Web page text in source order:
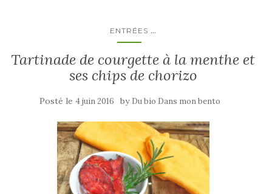
ENTRÉES ...
Tartinade de courgette à la menthe et
ses chips de chorizo
Posté le 4 juin 2016 by Du bio Dans mon bento